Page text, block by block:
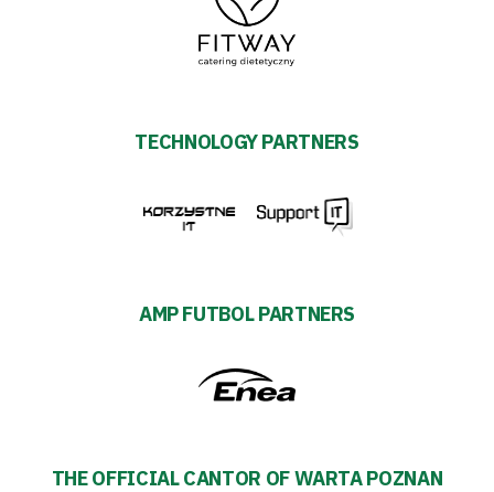
TECHNOLOGY PARTNERS
AMP FUTBOL PARTNERS
THE OFFICIAL CANTOR OF WARTA POZNAN